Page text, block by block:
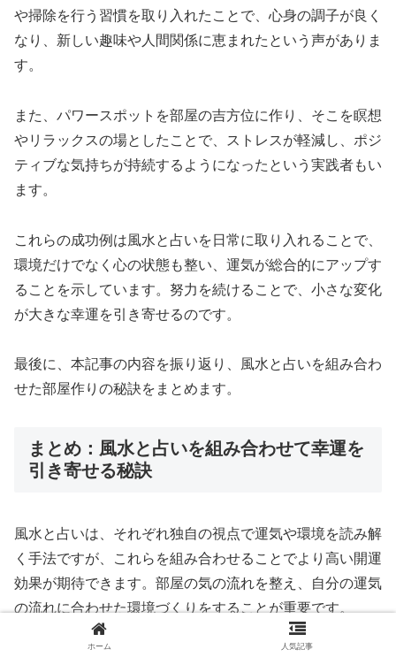
や掃除を行う習慣を取り入れたことで、心身の調子が良く
なり、新しい趣味や人間関係に恵まれたという声がありま
す。
また、パワースポットを部屋の吉方位に作り、そこを瞑想
やリラックスの場としたことで、ストレスが軽減し、ポジ
ティブな気持ちが持続するようになったという実践者もい
ます。
これらの成功例は風水と占いを日常に取り入れることで、
環境だけでなく心の状態も整い、運気が総合的にアップす
ることを示しています。努力を続けることで、小さな変化
が大きな幸運を引き寄せるのです。
最後に、本記事の内容を振り返り、風水と占いを組み合わ
せた部屋作りの秘訣をまとめます。
まとめ：風水と占いを組み合わせて幸運を
引き寄せる秘訣
風水と占いは、それぞれ独自の視点で運気や環境を読み解
く手法ですが、これらを組み合わせることでより高い開運
効果が期待できます。部屋の気の流れを整え、自分の運気
の流れに合わせた環境づくりをすることが重要です。
具体的には、風水の基本である家具の配置や掃除、ラッキ
ホーム 人気記事